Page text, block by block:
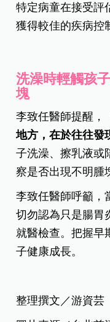
特定病童在接受評
獲得較佳的疾病控
洗澡時輕觸孩
塊
李致任醫師提醒，
地方，在於往往發
子洗澡、擦乳液或
察是否出現不明腫
李致任醫師呼籲，
切勿認為只是腸胃
就醫檢查。把握早
子健康成長。
整理撰文／游資芸